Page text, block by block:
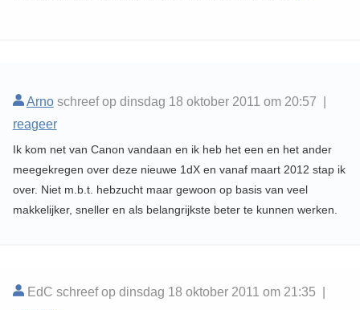
Arnoschreef op dinsdag 18 oktober 2011 om 20:57 |
reageer
Ik kom net van Canon vandaan en ik heb het een en het ander
meegekregen over deze nieuwe 1dX en vanaf maart 2012 stap ik
over. Niet m.b.t. hebzucht maar gewoon op basis van veel
makkelijker, sneller en als belangrijkste beter te kunnen werken.
EdC schreef op dinsdag 18 oktober 2011 om 21:35 |